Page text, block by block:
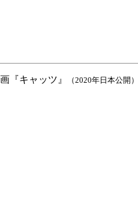
『キャッツ』 （2020年日本公開）